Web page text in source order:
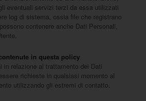
eventuali servizi terzi da essa utilizzati
log di sistema, ossia file che registrano
contenere anche Dati Personali,
in questa policy
in relazione al trattamento dei Dati
richieste in qualsiasi momento al
utilizzando gli estremi di contatto.